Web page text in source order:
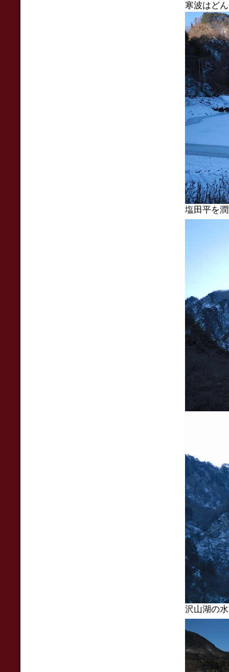
寒波はど
塩田平を
沢山湖の